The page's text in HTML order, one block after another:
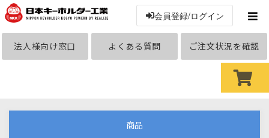
会員登録/ログイン
法人様向け窓口 よくある質問 ご注文状況を確認
商品